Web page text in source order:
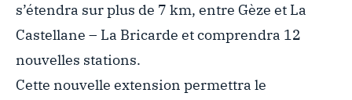
s’étendra sur plus de 7 km, entre Gèze et La
Castellane – La Bricarde et comprendra 12
nouvelles stations.
Cette nouvelle extension permettra le